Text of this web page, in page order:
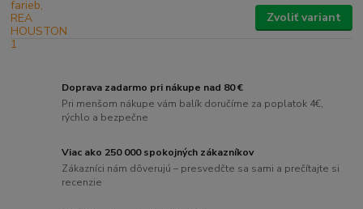
Zvoliť variant
Doprava zadarmo pri nákupe nad 80 €
Pri menšom nákupe vám balík doručíme za poplatok 4€,
rýchlo a bezpečne
Viac ako 250 000 spokojných zákazníkov
Zákazníci nám dôverujú – presvedčte sa sami a prečítajte si
recenzie